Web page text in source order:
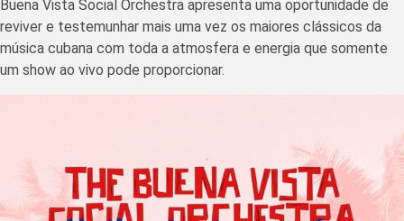
Buena Vista Social Orchestra apresenta uma oportunidade de
reviver e testemunhar mais uma vez os maiores clássicos da
música cubana com toda a atmosfera e energia que somente
um show ao vivo pode proporcionar.